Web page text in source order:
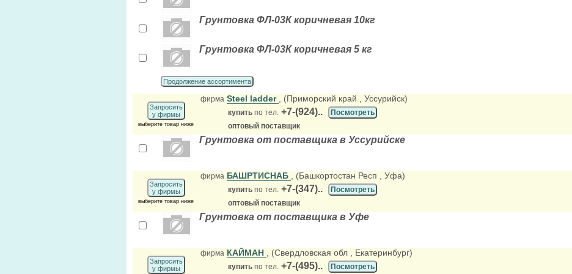
Грунтовка ФЛ-03К коричневая 10кг
Грунтовка ФЛ-03К коричневая 5 кг
Продолжение ассортимента
Запросить
у фирмы
выберите товар ниже
фирма Steel ladder , (Приморский край , Уссурийск)
купить по тел. +7-(924)..
Посмотреть
оптовый поставщик
Грунтовка от поставщика в Уссурийске
Запросить
у фирмы
выберите товар ниже
фирма БАШРТИСНАБ , (Башкортостан Респ , Уфа)
купить по тел. +7-(347)..
Посмотреть
оптовый поставщик
Грунтовка от поставщика в Уфе
Запросить
у фирмы
фирма КАЙМАН , (Свердловская обл , Екатеринбург)
купить по тел. +7-(495)..
Посмотреть